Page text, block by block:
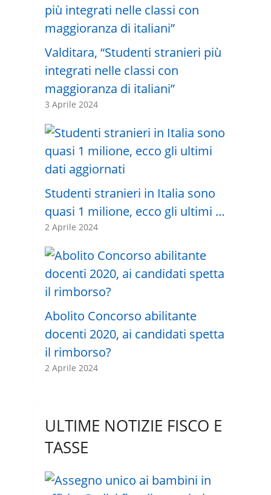
Valditara, “Studenti stranieri più
integrati nelle classi con
maggioranza di italiani”
3 Aprile 2024
Studenti stranieri in Italia sono
quasi 1 milione, ecco gli ultimi …
2 Aprile 2024
Abolito Concorso abilitante
docenti 2020, ai candidati spetta
il rimborso?
2 Aprile 2024
ULTIME NOTIZIE FISCO E
TASSE